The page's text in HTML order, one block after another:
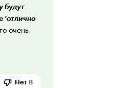
будут
'отлично
очень
в
Нет 8